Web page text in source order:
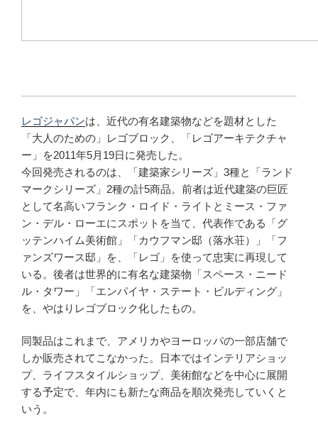
レゴジャパンは、近代の有名建築物などを題材とした
「大人のための」レゴブロック、「レゴアーキテクチャ
ー」を2011年5月19日に発売した。
今回発売されるのは、「建築家シリーズ」3種と「ランド
マークシリーズ」2種の計5商品。前者は近代建築の巨匠
として名高いフランク・ロイド・ライトとミース・ファ
ン・デル・ローエにスポットを当て、代表作である「グ
ッテンハイム美術館」「カウフマン邸（落水荘）」「フ
ァンズワース邸」を、「レゴ」を使って忠実に再現して
いる。後者は世界的に有名な建築物「スペース・ニード
ル・タワー」「エンパイヤ・ステート・ビルディング」
を、やはりレゴブロック化したもの。
同製品はこれまで、アメリカやヨーロッパの一部店舗で
しか販売されてこなかった。日本ではインテリアショッ
プ、ライフスタイルショップ、美術館などを中心に展開
する予定で、年内にも新たな商品を順次発売していくと
いう。